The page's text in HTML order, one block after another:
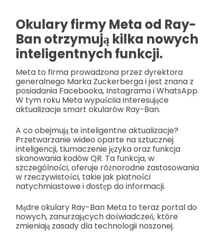
Okulary firmy Meta od Ray-
Ban otrzymują kilka nowych
inteligentnych funkcji.
Meta to firma prowadzona przez dyrektora
generalnego Marka Zuckerberga i jest znana z
posiadania Facebooka, Instagrama i WhatsApp.
W tym roku Meta wypuściła interesujące
aktualizacje smart okularów Ray-Ban.
A co obejmują te inteligentne aktualizacje?
Przetwarzanie wideo oparte na sztucznej
inteligencji, tłumaczenie języka oraz funkcja
skanowania kodów QR. Ta funkcja, w
szczególności, oferuje różnorodne zastosowania
w rzeczywistości, takie jak płatności
natychmiastowe i dostęp do informacji.
Mądre okulary Ray-Ban Meta to teraz portal do
nowych, zanurzających doświadczeń, które
zmieniają zasady dla technologii noszonej.